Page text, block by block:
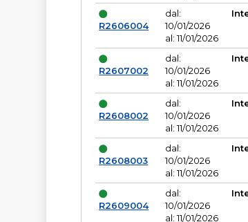
R2606004
dal:
10/01/2026
al: 11/01/2026
R2607002
dal:
10/01/2026
al: 11/01/2026
R2608002
dal:
10/01/2026
al: 11/01/2026
R2608003
dal:
10/01/2026
al: 11/01/2026
R2609004
dal:
10/01/2026
al: 11/01/2026